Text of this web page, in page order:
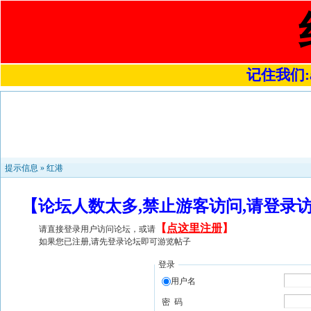
记住我们
提示信息 » 红港
【论坛人数太多,禁止游客访问,请登
请直接登录用户访问论坛，或请 【 点这里注册】
如果您已注册,请先登录论坛即可游览帖子
登录
用户名
密 码